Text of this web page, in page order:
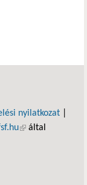
nyilatkozat
(külső hivatkozás)
által